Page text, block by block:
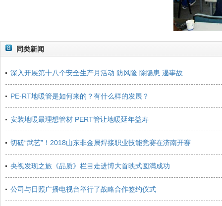
同类新闻
深入开展第十八个安全生产月活动 防风险 除隐患 遏事故
PE-RT地暖管是如何来的？有什么样的发展？
安装地暖最理想管材 PERT管让地暖延年益寿
切磋“武艺”！2018山东非金属焊接职业技能竞赛在济南开赛
央视发现之旅《品质》栏目走进博大首映式圆满成功
公司与日照广播电视台举行了战略合作签约仪式